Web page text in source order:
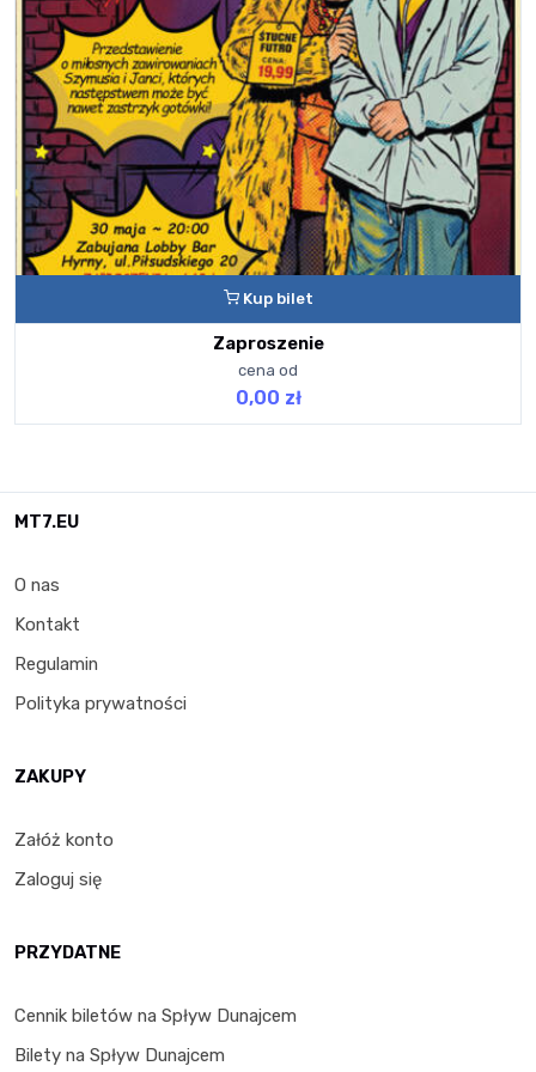
Kup bilet
Zaproszenie
cena od
0,00 zł
MT7.EU
O nas
Kontakt
Regulamin
Polityka prywatności
ZAKUPY
Załóż konto
Zaloguj się
PRZYDATNE
Cennik biletów na Spływ Dunajcem
Bilety na Spływ Dunajcem